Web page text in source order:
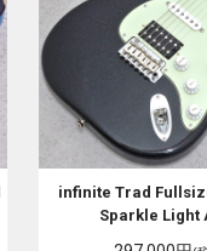
infinite Trad
Sparkle Light